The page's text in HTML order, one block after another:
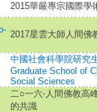
2015華嚴專宗國際學
2017星雲大師人間佛
中國社會科學院研究
Graduate School of
Social Sciences
二○一六‧人間佛教高
的共識